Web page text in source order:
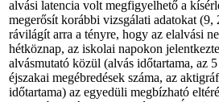
alvási latencia volt megfigyelhető a
megerősít korábbi vizsgálati adatokat (9,
rávilágít arra a tényre, hogy az elalvási
hétköznap, az iskolai napokon
alvásmutató közül (alvás időtartama, az
éjszakai megébredések száma, az
időtartama) az egyedüli megbízható